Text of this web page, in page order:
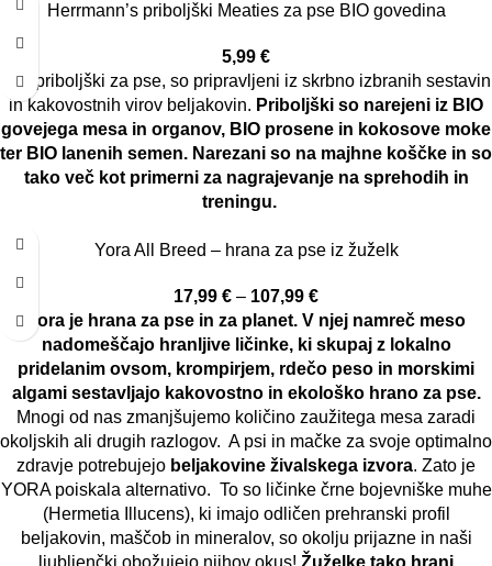
Herrmann’s priboljški Meaties za pse BIO govedina
5,99 €
BIO priboljški za pse, so pripravljeni iz skrbno izbranih sestavin
in kakovostnih virov beljakovin. Priboljški so narejeni iz BIO
govejega mesa in organov, BIO prosene in kokosove moke
ter BIO lanenih semen. Narezani so na majhne koščke in so
tako več kot primerni za nagrajevanje na sprehodih in
treningu.
Yora All Breed – hrana za pse iz žuželk
17,99 € – 107,99 €
Yora je hrana za pse in za planet. V njej namreč meso
nadomeščajo hranljive ličinke, ki skupaj z lokalno
pridelanim ovsom, krompirjem, rdečo peso in morskimi
algami sestavljajo kakovostno in ekološko hrano za pse.
Mnogi od nas zmanjšujemo količino zaužitega mesa zaradi
okoljskih ali drugih razlogov. A psi in mačke za svoje optimalno
zdravje potrebujejo beljakovine živalskega izvora. Zato je
YORA poiskala alternativo. To so ličinke črne bojevniške muhe
(Hermetia Illucens), ki imajo odličen prehranski profil
beljakovin, maščob in mineralov, so okolju prijazne in naši